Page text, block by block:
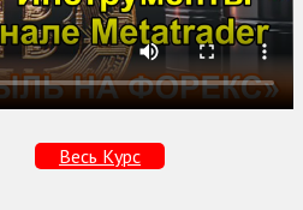
Весь Курс